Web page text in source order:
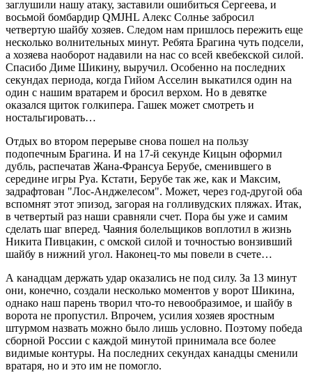
заглушили нашу атаку, заставили ошибиться Сергеева, и
восьмой бомбардир QMJHL Алекс Солнье забросил
четвертую шайбу хозяев. Следом нам пришлось пережить еще
несколько волнительных минут. Ребята Брагина чуть подсели,
а хозяева наоборот надавили на нас со всей квебекской силой.
Спасибо Диме Шикину, выручил. Особенно на последних
секундах периода, когда Гийом Асселин выкатился один на
один с нашим вратарем и бросил верхом. Но в девятке
оказался щиток голкипера. Гашек может смотреть и
ностальгировать…
Отдых во втором перерыве снова пошел на пользу
подопечным Брагина. И на 17-й секунде Кицын оформил
дубль, распечатав Жана-Франсуа Берубе, сменившего в
середине игры Руа. Кстати, Берубе так же, как и Максим,
задрафтован "Лос-Анджелесом". Может, через год-другой оба
вспомнят этот эпизод, загорая на голливудских пляжах. Итак,
в четвертый раз наши сравняли счет. Пора бы уже и самим
сделать шаг вперед. Чаяния болельщиков воплотил в жизнь
Никита Пивцакин, с омской силой и точностью вонзивший
шайбу в нижний угол. Наконец-то мы повели в счете…
А канадцам держать удар оказались не под силу. За 13 минут
они, конечно, создали несколько моментов у ворот Шикина,
однако наш парень творил что-то невообразимое, и шайбу в
ворота не пропустил. Впрочем, усилия хозяев яростным
штурмом назвать можно было лишь условно. Поэтому победа
сборной России с каждой минутой принимала все более
видимые контуры. На последних секундах канадцы сменили
вратаря, но и это им не помогло.